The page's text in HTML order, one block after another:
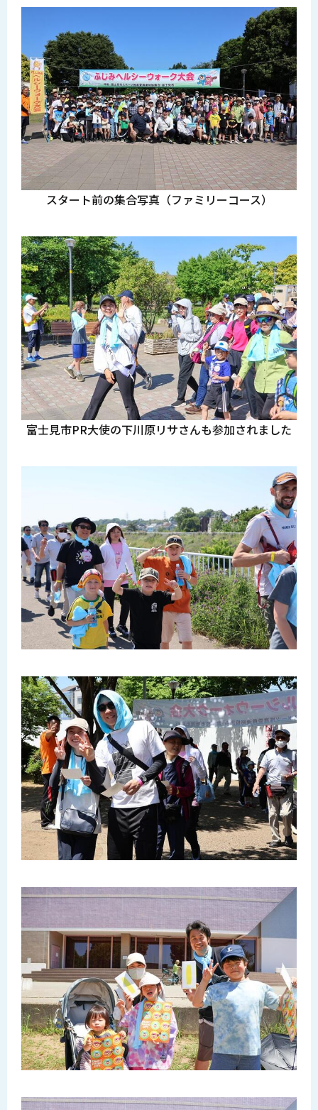
スタート前の集合写真（ファミリーコース）
富士見市PR大使の下川原リサさんも参加されました